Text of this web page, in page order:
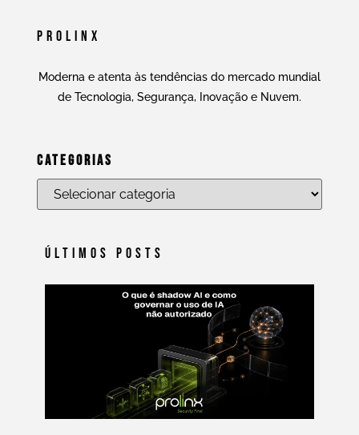
Prolinx
Moderna e atenta às tendências do mercado mundial
de Tecnologia, Segurança, Inovação e Nuvem.
Categorias
Últimos Posts